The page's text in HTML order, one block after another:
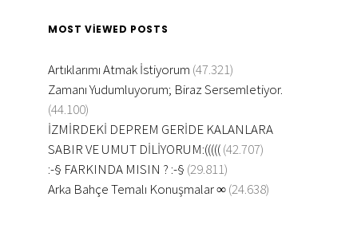
MOST VIEWED POSTS
Artıklarımı Atmak İstiyorum (47.321)
Zamanı Yudumluyorum; Biraz Sersemletiyor.
(44.100)
İZMİRDEKİ DEPREM GERİDE KALANLARA
SABIR VE UMUT DİLİYORUM:((((((42.707)
:-§ FARKINDA MISIN ? :-§ (29.811)
Arka Bahçe Temalı Konuşmalar ∞(24.638)